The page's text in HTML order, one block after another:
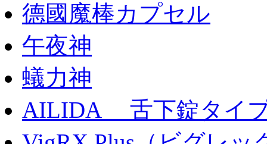
德國魔棒カプセル
午夜神
蟻力神
AILIDA 舌下錠タイ